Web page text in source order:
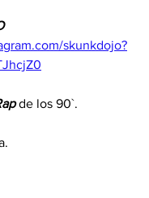
skunkdojo?
de los 90`.